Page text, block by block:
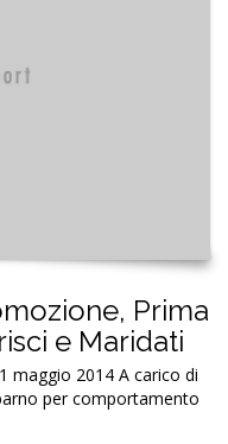
Prima
e Maridati
maggio 2014 A carico di
per comportamento